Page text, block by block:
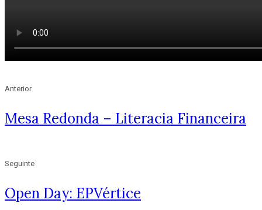
Anterior
Mesa Redonda – Literacia Financeira
Seguinte
Open Day: EPVértice